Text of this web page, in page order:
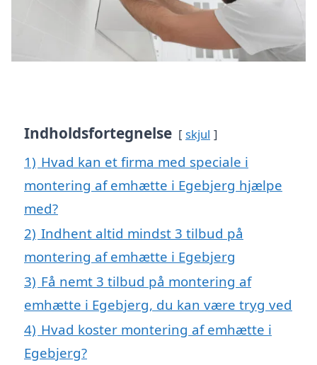
Indholdsfortegnelse skjul
1) Hvad kan et firma med speciale i
montering af emhætte i Egebjerg hjælpe
med?
2) Indhent altid mindst 3 tilbud på
montering af emhætte i Egebjerg
3) Få nemt 3 tilbud på montering af
emhætte i Egebjerg, du kan være tryg ved
4) Hvad koster montering af emhætte i
Egebjerg?